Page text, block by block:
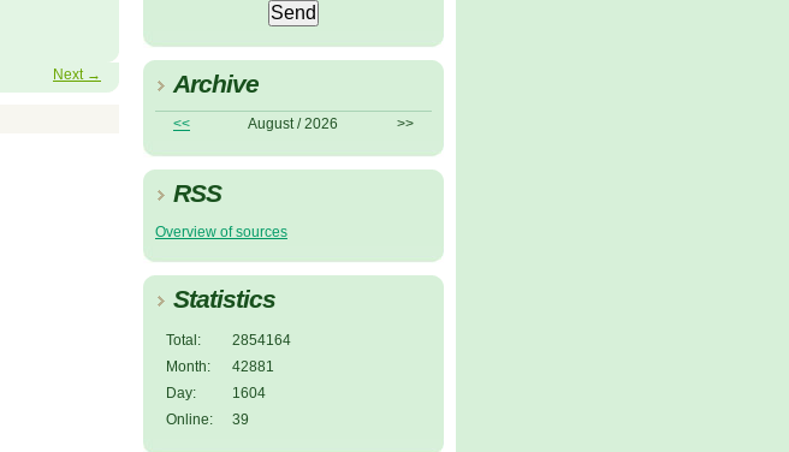
Archive
<< August / 2026 >>
RSS
Overview of sources
Statistics
Online: 39
Total:
2854164
Month:
42881
Day:
1604
Next →